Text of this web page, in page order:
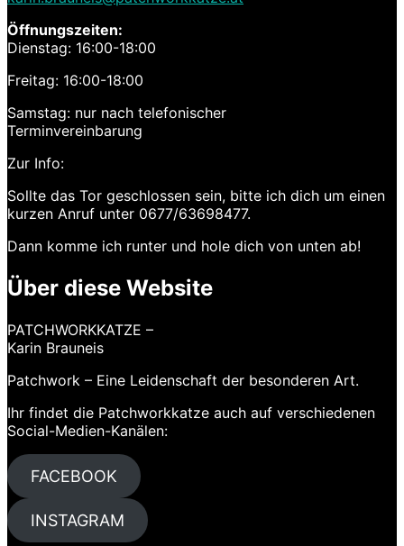
Öffnungszeiten:
Dienstag: 16:00-18:00
Freitag: 16:00-18:00
Samstag: nur nach telefonischer
Terminvereinbarung
Zur Info:
Sollte das Tor geschlossen sein, bitte ich dich um einen
kurzen Anruf unter 0677/63698477.
Dann komme ich runter und hole dich von unten ab!
Über diese Website
PATCHWORKKATZE –
Karin Brauneis
Patchwork – Eine Leidenschaft der besonderen Art.
Ihr findet die Patchworkkatze auch auf verschiedenen
Social-Medien-Kanälen:
FACEBOOK
INSTAGRAM